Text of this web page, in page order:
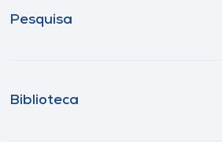
Pesquisa
Biblioteca